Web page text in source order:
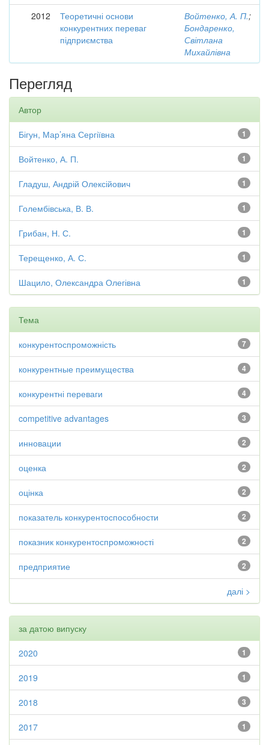
2012
Теоретичні основи
конкурентних переваг
підприємства
Войтенко, А. П.;
Бондаренко,
Світлана
Михайлівна
Перегляд
Автор
1
Бігун, Мар’яна Сергіївна
1
Войтенко, А. П.
1
Гладуш, Андрій Олексійович
1
Голембівська, В. В.
1
Грибан, Н. С.
1
Терещенко, А. С.
1
Шацило, Олександра Олегівна
Тема
7
конкурентоспроможність
4
конкурентные преимущества
4
конкурентні переваги
3
competitive advantages
2
инновации
2
оценка
2
оцінка
2
показатель конкурентоспособности
2
показник конкурентоспроможності
2
предприятие
далі >
за датою випуску
1
2020
1
2019
3
2018
1
2017